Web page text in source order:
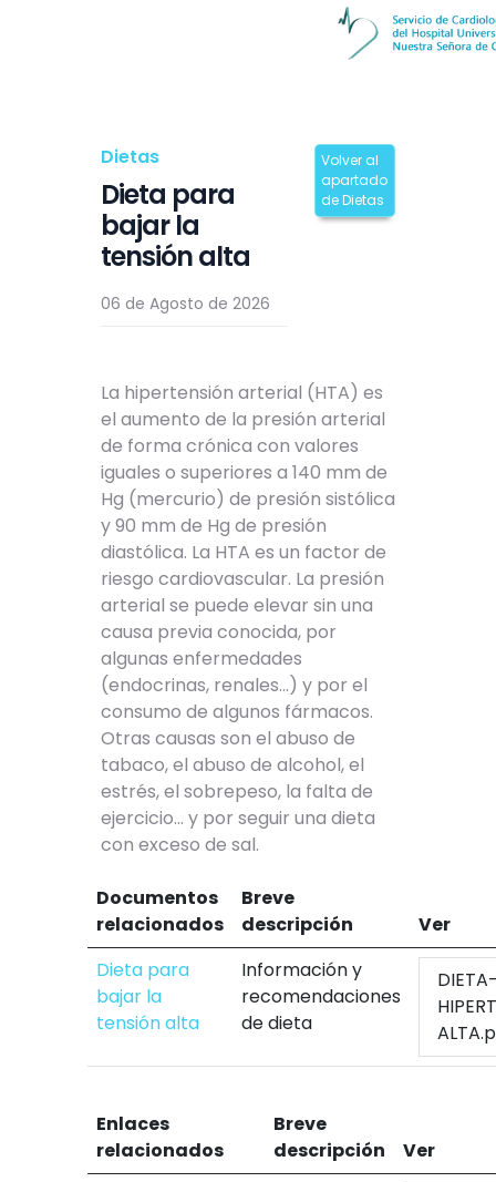
Dietas
Dieta para
bajar la
tensión alta
06 de Agosto de 2026
Volver al
apartado
de Dietas
La hipertensión arterial (HTA) es
el aumento de la presión arterial
de forma crónica con valores
iguales o superiores a 140 mm de
Hg (mercurio) de presión sistólica
y 90 mm de Hg de presión
diastólica. La HTA es un factor de
riesgo cardiovascular. La presión
arterial se puede elevar sin una
causa previa conocida, por
algunas enfermedades
(endocrinas, renales...) y por el
consumo de algunos fármacos.
Otras causas son el abuso de
tabaco, el abuso de alcohol, el
estrés, el sobrepeso, la falta de
ejercicio... y por seguir una dieta
con exceso de sal.
Documentos
relacionados
Breve
descripción
Ver
Dieta para
bajar la
tensión alta
Información y
recomendaciones
de dieta
Enlaces
relacionados
Breve
descripción
Ver